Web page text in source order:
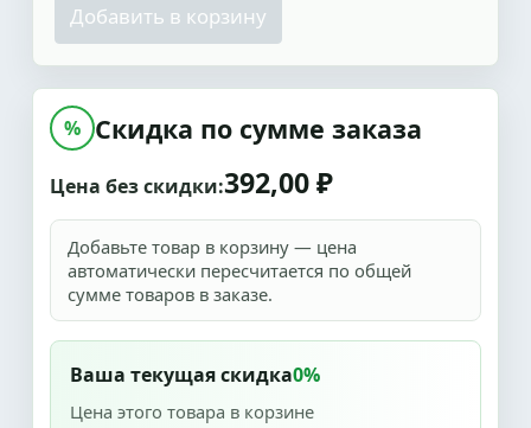
Добавить в корзину
% Скидка по сумме заказа
Цена без скидки:392,00 ₽
Добавьте товар в корзину — цена
автоматически пересчитается по общей
сумме товаров в заказе.
Ваша текущая скидка0%
Цена этого товара в корзине